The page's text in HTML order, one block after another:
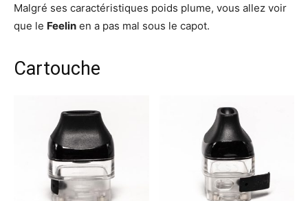
Malgré ses caractéristiques poids plume, vous allez voir
que le Feelin en a pas mal sous le capot.
Cartouche